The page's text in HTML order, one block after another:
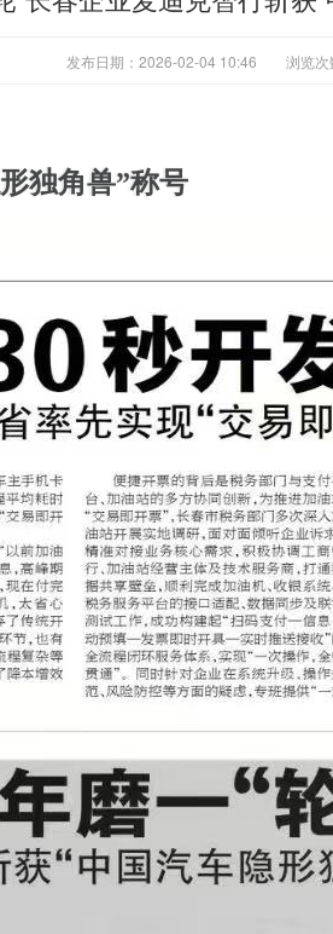
发布日期：2026-02-04 10:46 浏览次
独角兽”称号